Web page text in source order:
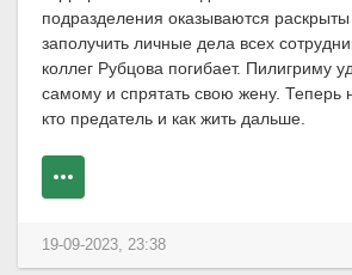
подразделения оказываются
заполучить личные дела всех
коллег Рубцова погибает. Пилигриму
самому и спрятать свою жену. Теперь
кто предатель и как жить дальше.
19-09-2023, 23:38